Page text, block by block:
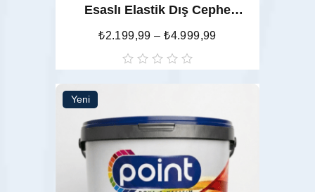
Esaslı Elastik Dış Cephe
₺2.199,99 –₺4.999,99
Yeni